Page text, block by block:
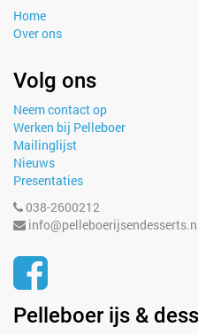
Home
Over ons
Volg ons
Neem contact op
Werken bij Pelleboer
Mailinglijst
Nieuws
Presentaties
038-2600212
Pelleboer ijs &